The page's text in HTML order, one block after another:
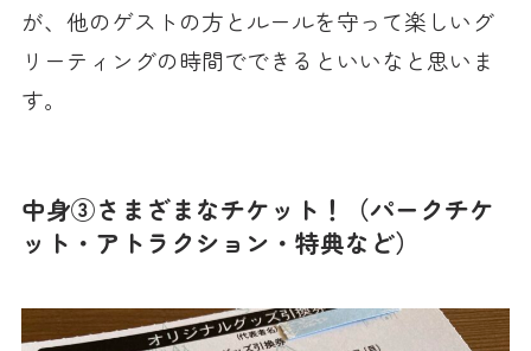
が、他のゲストの方とルールを守って楽しいグ
リーティングの時間でできるといいなと思いま
す。
中身③さまざまなチケット！（パークチケ
ット・アトラクション・特典など）